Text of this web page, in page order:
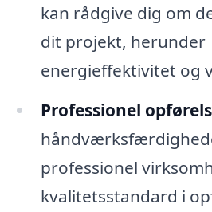
kan rådgive dig om
dit projekt, herunder
energieffektivitet og
Professionel
professionel
kvalitetsstandard i